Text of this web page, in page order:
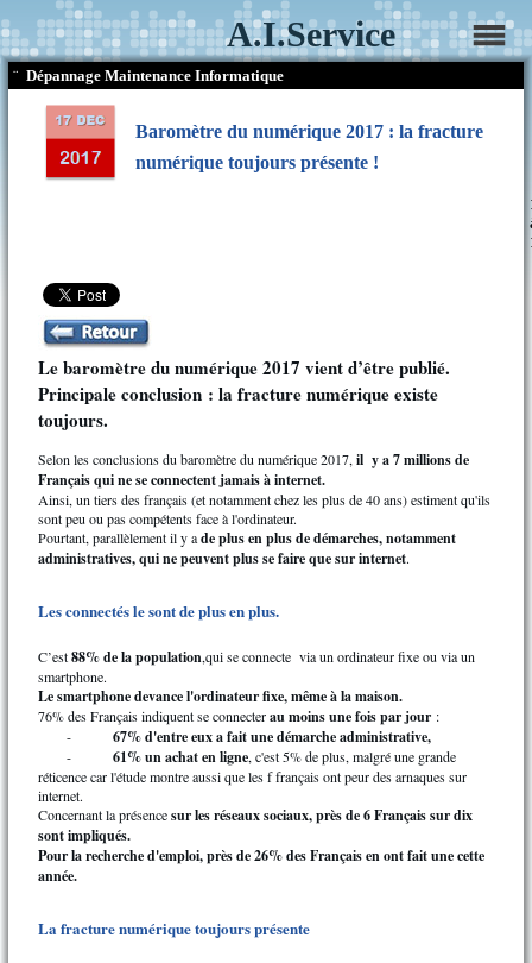
A.I.Service
¨ Dépannage Maintenance Informatique
Baromètre du numérique 2017 : la fracture
numérique toujours présente !
Le baromètre du numérique 2017 vient d’être publié.
Principale conclusion : la fracture numérique existe
toujours.
Selon les conclusions du baromètre du numérique 2017, il y a 7 millions de
Français qui ne se connectent jamais à internet.
Ainsi, un tiers des français (et notamment chez les plus de 40 ans) estiment qu'ils
sont peu ou pas compétents face à l'ordinateur.
Pourtant, parallèlement il y ade plus en plus de démarches, notamment
administratives, qui ne peuvent plus se faire que sur internet.
Les connectés le sont de plus en plus.
C’est88% de la population,qui se connecte via un ordinateur fixe ou via un
smartphone.
Le smartphone devance l'ordinateur fixe, même à la maison.
76% des Français indiquent se connecterau moins une fois par jour :
- 67% d'entre eux a fait une démarche administrative,
- 61% un achat en ligne, c'est 5% de plus, malgré une grande
réticence car l'étude montre aussi que les f français ont peur des arnaques sur
internet.
Concernant la présencesur les réseaux sociaux, près de 6 Français sur dix
sont impliqués.
Pour la recherche d'emploi, près de 26% des Français en ont fait une cette
année.
La fracture numérique toujours présente